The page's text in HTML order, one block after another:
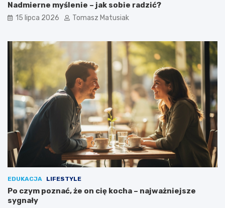
Nadmierne myślenie – jak sobie radzić?
15 lipca 2026 Tomasz Matusiak
EDUKACJA LIFESTYLE
Po czym poznać, że on cię kocha – najważniejsze
sygnały